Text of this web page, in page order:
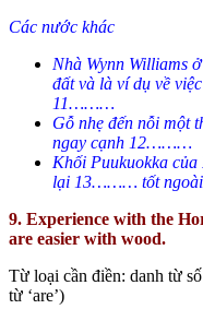
Các nước khác
Nhà Wynn Williams
đất và là ví dụ về
11………
Gỗ nhẹ đến nỗi một
ngay cạnh 12………
Khối Puukuokka
lại 13……… tốt ngoài
9. Experience with the
are easier with wood.
Từ loại cần điền: danh từ
từ ‘are’)